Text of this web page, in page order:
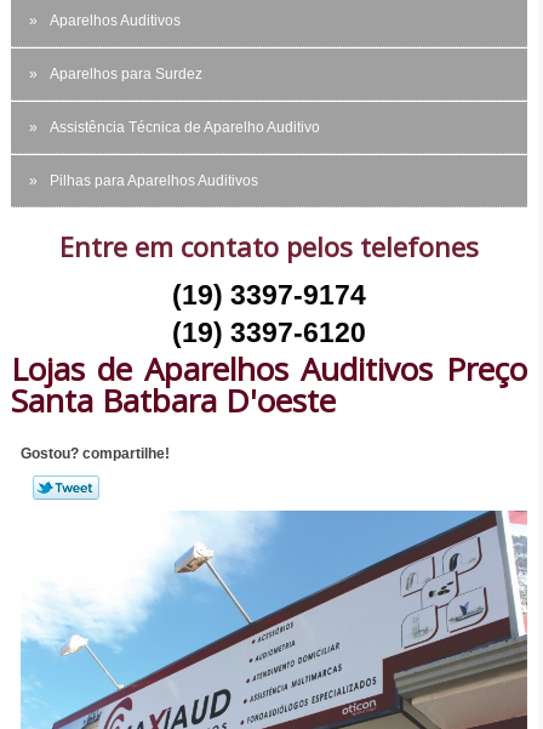
Aparelhos Auditivos
Aparelhos para Surdez
Assistência Técnica de Aparelho Auditivo
Pilhas para Aparelhos Auditivos
Entre em contato pelos telefones
(19) 3397-9174
(19) 3397-6120
Lojas de Aparelhos Auditivos Preço
Santa Batbara D'oeste
Gostou? compartilhe!